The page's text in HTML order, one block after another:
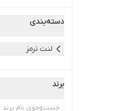
دسته‌بندی
لنت ترمز
برند